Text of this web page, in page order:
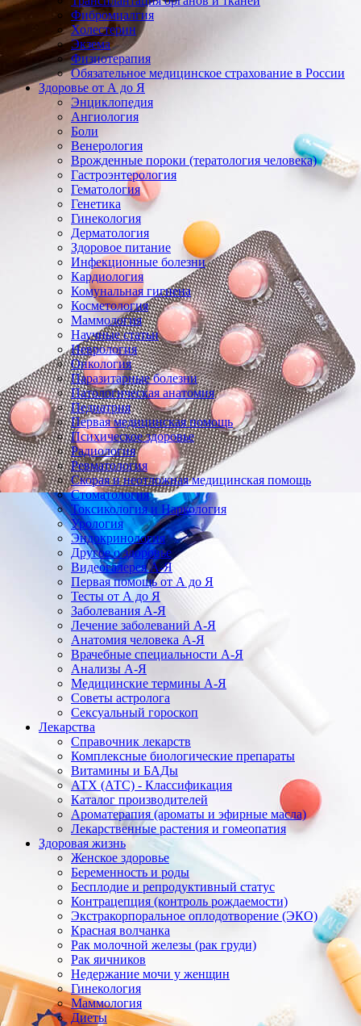
Фибромиалгия
Холестерин
Экзема
Физиотерапия
Обязательное медицинское страхование в России
Здоровье от А до Я
Энциклопедия
Ангиология
Боли
Венерология
Врожденные пороки (тератология человека)
Гастроэнтерология
Гематология
Генетика
Гинекология
Дерматология
Здоровое питание
Инфекционные болезни
Кардиология
Комунальная гигиена
Косметология
Маммология
Научные статьи
Неврология
Онкология
Паразитарные болезни
Патологическая анатомия
Педиатрия
Первая медицинская помощь
Психическое здоровье
Радиология
Ревматология
Скорая и неотложная медицинская помощь
Стоматология
Токсикология и Наркология
Урология
Эндокринология
Другое о здоровье
Видеогалерея А-Я
Первая помощь от А до Я
Тесты от А до Я
Заболевания А-Я
Лечение заболеваний А-Я
Анатомия человека А-Я
Врачебные специальности А-Я
Анализы А-Я
Медицинские термины А-Я
Советы астролога
Сексуальный гороскоп
Лекарства
Справочник лекарств
Комплексные биологические препараты
Витамины и БАДы
АТХ (АТС) - Классификация
Каталог производителей
Ароматерапия (ароматы и эфирные масла)
Лекарственные растения и гомеопатия
Здоровая жизнь
Женское здоровье
Беременность и роды
Бесплодие и репродуктивный статус
Контрацепция (контроль рождаемости)
Экстракорпоральное оплодотворение (ЭКО)
Красная волчанка
Рак молочной железы (рак груди)
Рак яичников
Недержание мочи у женщин
Гинекология
Маммология
Диеты